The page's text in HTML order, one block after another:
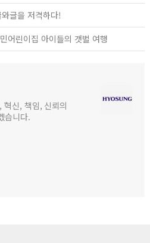
글을 저격하다!
어린이집 아이들의 갯벌 여행
혁신, 책임, 신뢰의
습니다.